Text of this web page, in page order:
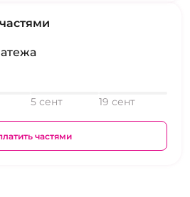
5 сент 19 сент
частями